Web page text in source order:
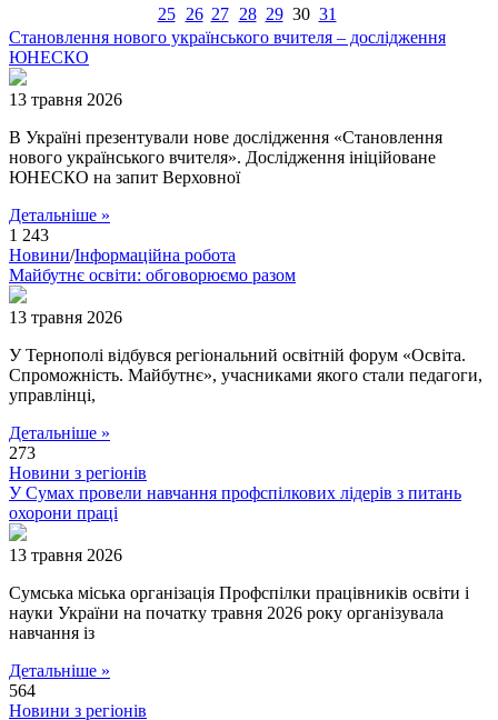
25
26 27 28 29 30 31
Становлення нового українського вчителя – дослідження
ЮНЕСКО
13 травня 2026
В Україні презентували нове дослідження «Становлення
нового українського вчителя». Дослідження ініційоване
ЮНЕСКО на запит Верховної
Детальніше »
1 243
Новини/Інформаційна робота
Майбутнє освіти: обговорюємо разом
13 травня 2026
У Тернополі відбувся регіональний освітній форум «Освіта.
Спроможність. Майбутнє», учасниками якого стали педагоги,
управлінці,
Детальніше »
273
Новини з регіонів
У Сумах провели навчання профспілкових лідерів з питань
охорони праці
13 травня 2026
Сумська міська організація Профспілки працівників освіти і
науки України на початку травня 2026 року організувала
навчання із
Детальніше »
564
Новини з регіонів